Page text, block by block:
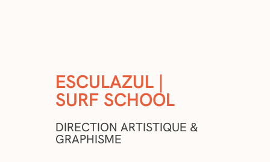
ESCULAZUL |
SURF SCHOOL
DIRECTION ARTISTIQUE &
GRAPHISME